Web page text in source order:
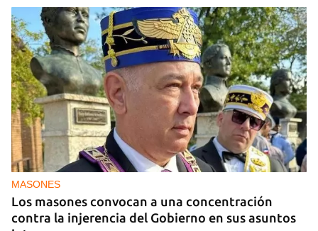
MASONES
Los masones convocan a una concentración
contra la injerencia del Gobierno en sus asuntos